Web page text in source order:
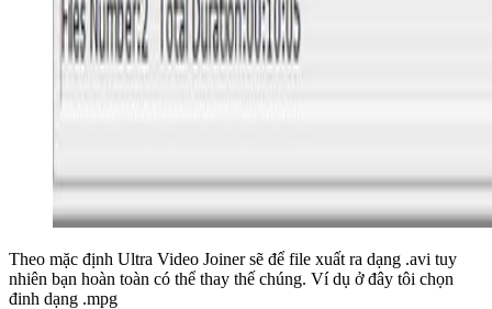
Theo mặc định Ultra Video Joiner sẽ để file xuất ra dạng .avi tuy
nhiên bạn hoàn toàn có thể thay thế chúng. Ví dụ ở đây tôi chọn
đinh dạng .mpg